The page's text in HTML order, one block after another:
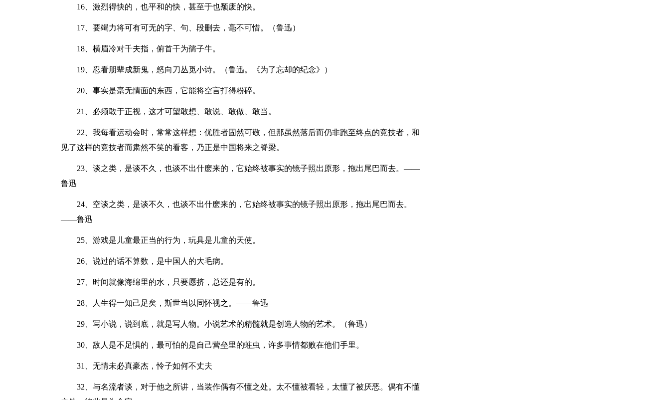
16、激烈得快的，也平和的快，甚至于也颓废的快。
17、要竭力将可有可无的字、句、段删去，毫不可惜。（鲁迅）
18、横眉冷对千夫指，俯首干为孺子牛。
19、忍看朋辈成新鬼，怒向刀丛觅小诗。（鲁迅。《为了忘却的纪念》）
20、事实是毫无情面的东西，它能将空言打得粉碎。
21、必须敢于正视，这才可望敢想、敢说、敢做、敢当。
22、我每看运动会时，常常这样想：优胜者固然可敬，但那虽然落后而仍非跑至终点的竞技者，和
见了这样的竞技者而肃然不笑的看客，乃正是中国将来之脊梁。
23、谈之类，是谈不久，也谈不出什麽来的，它始终被事实的镜子照出原形，拖出尾巴而去。——
鲁迅
24、空谈之类，是谈不久，也谈不出什麽来的，它始终被事实的镜子照出原形，拖出尾巴而去。
——鲁迅
25、游戏是儿童最正当的行为，玩具是儿童的天使。
26、说过的话不算数，是中国人的大毛病。
27、时间就像海绵里的水，只要愿挤，总还是有的。
28、人生得一知己足矣，斯世当以同怀视之。——鲁迅
29、写小说，说到底，就是写人物。小说艺术的精髓就是创造人物的艺术。（鲁迅）
30、敌人是不足惧的，最可怕的是自己营垒里的蛀虫，许多事情都败在他们手里。
31、无情未必真豪杰，怜子如何不丈夫
32、与名流者谈，对于他之所讲，当装作偶有不懂之处。太不懂被看轻，太懂了被厌恶。偶有不懂